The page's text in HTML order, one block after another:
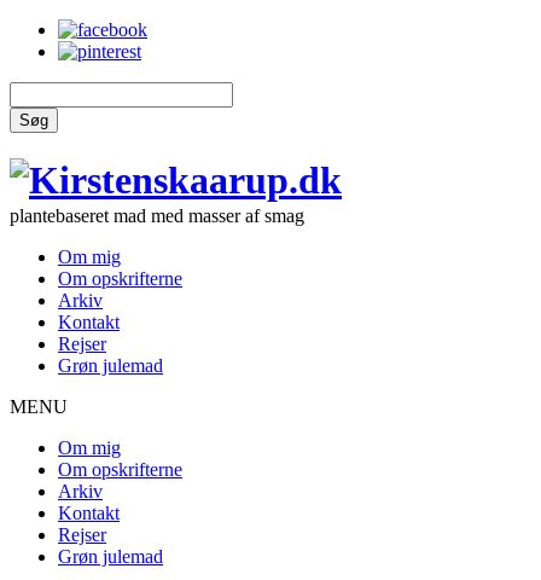
Søg
plantebaseret mad med masser af smag
Om mig
Om opskrifterne
Arkiv
Kontakt
Rejser
Grøn julemad
MENU
Om mig
Om opskrifterne
Arkiv
Kontakt
Rejser
Grøn julemad